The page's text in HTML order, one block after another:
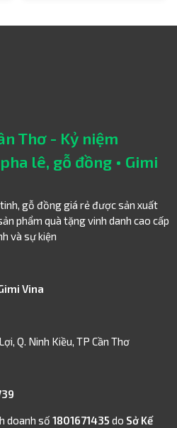
Thơ - Kỷ niệm
lê, gỗ đồng • Gimi
gỗ đồng giá rẻ được sản xuất
phẩm quà tặng vinh danh cao cấp
và sự kiện
Vina
Q. Ninh Kiều, TP Cần Thơ
doanh số 1801671435 do Sở Kế